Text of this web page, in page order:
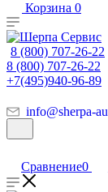
Корзина 0
8 (800) 707-26-22
8 (800) 707-26-22
+7(495)940-96-89
info@sherpa-
Сравнение0